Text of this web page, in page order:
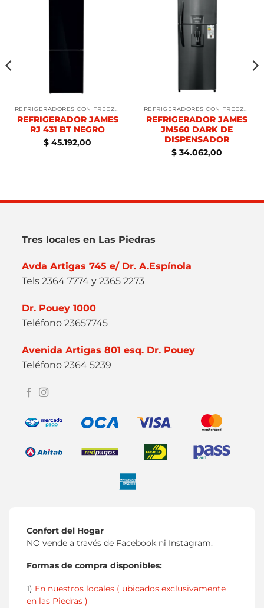
REFRIGERADORES CON FREEZER
REFRIGERADOR JAMES
RJ 431 BT NEGRO
$ 45.192,00
REFRIGERADORES CON FREEZER
REFRIGERADOR JAMES
JM560 DARK DE
DISPENSADOR
$34.062,00
Tres locales en Las Piedras
Avda Artigas 745 e/ Dr. A.Espínola
Tels 2364 7774 y 2365 2273
Dr. Pouey 1000
Teléfono 23657745
Avenida Artigas 801 esq. Dr. Pouey
Teléfono 2364 5239
Confort del Hogar
NO vende a través de Facebook ni Instagram.
Formas de compra disponibles:
1) En nuestros locales ( ubicados exclusivamente
en las Piedras )